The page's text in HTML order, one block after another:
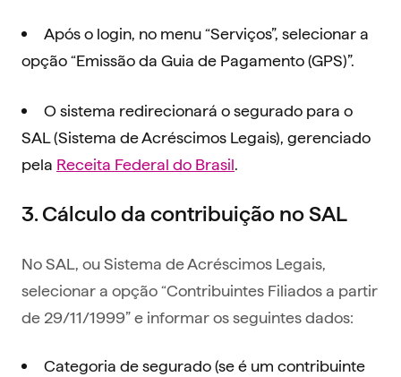
Após o login, no menu “Serviços”, selecionar a
opção “Emissão da Guia de Pagamento (GPS)”.
O sistema redirecionará o segurado para o
SAL (Sistema de Acréscimos Legais), gerenciado
pela Receita Federal do Brasil.
3. Cálculo da contribuição no SAL
No SAL, ou Sistema de Acréscimos Legais,
selecionar a opção “Contribuintes Filiados a partir
de 29/11/1999” e informar os seguintes dados:
Categoria de segurado (se é um contribuinte